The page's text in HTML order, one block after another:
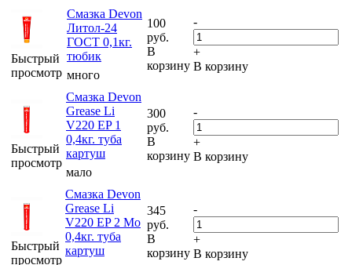
Быстрый
просмотр
Смазка Devon
Литол-24
ГОСТ 0,1кг.
тюбик
много
100
руб.
В
корзину
-
+
В корзину
Быстрый
просмотр
Смазка Devon
Grease Li
V220 EP 1
0,4кг. туба
картуш
мало
300
руб.
В
корзину
-
+
В корзину
Быстрый
просмотр
Смазка Devon
Grease Li
V220 EP 2 Mo
0,4кг. туба
картуш
345
руб.
В
корзину
-
+
В корзину